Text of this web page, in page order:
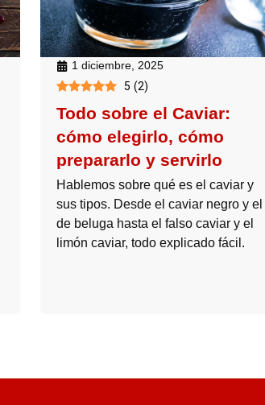
1 diciembre, 2025
5 (2)
Todo sobre el Caviar:
cómo elegirlo, cómo
prepararlo y servirlo
Hablemos sobre qué es el caviar y
sus tipos. Desde el caviar negro y el
de beluga hasta el falso caviar y el
limón caviar, todo explicado fácil.